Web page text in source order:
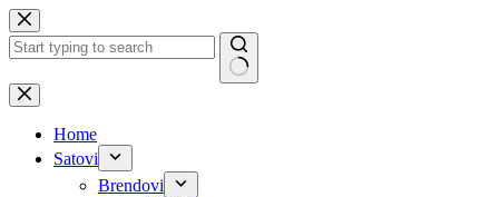
Skip
to
content
No
results
Home
Satovi
Brendovi